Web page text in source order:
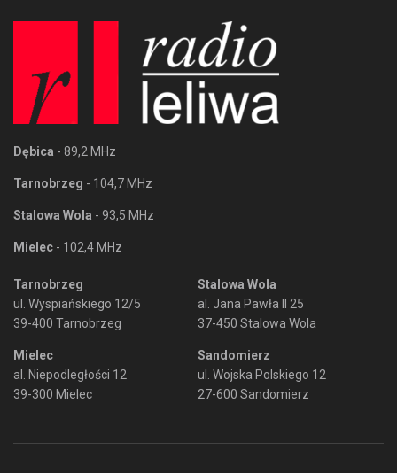
Dębica - 89,2 MHz
Tarnobrzeg - 104,7 MHz
Stalowa Wola - 93,5 MHz
Mielec - 102,4 MHz
Tarnobrzeg
ul. Wyspiańskiego 12/5
39-400 Tarnobrzeg
Mielec
al. Niepodległości 12
39-300 Mielec
Stalowa Wola
al. Jana Pawła II 25
37-450 Stalowa Wola
Sandomierz
ul. Wojska Polskiego 12
27-600 Sandomierz